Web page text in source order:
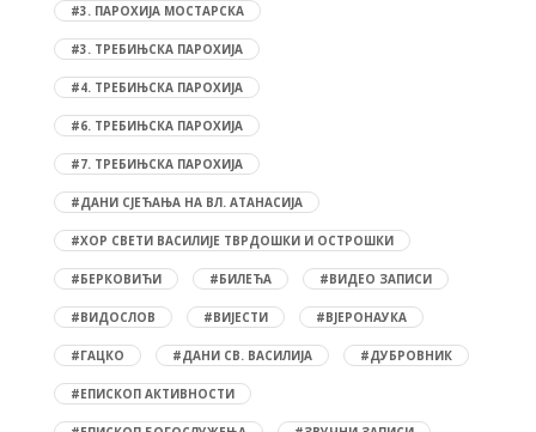
#3. ПАРОХИЈА МОСТАРСКА
#3. ТРЕБИЊСКА ПАРОХИЈА
#4. ТРЕБИЊСКА ПАРОХИЈА
#6. ТРЕБИЊСКА ПАРОХИЈА
#7. ТРЕБИЊСКА ПАРОХИЈА
#ДАНИ СЈЕЋАЊА НА ВЛ. АТАНАСИЈА
#ХОР СВЕТИ ВАСИЛИЈЕ ТВРДОШКИ И ОСТРОШКИ
#БЕРКОВИЋИ #БИЛЕЋА #ВИДЕО ЗАПИСИ
#ВИДОСЛОВ #ВИЈЕСТИ #ВЈЕРОНАУКА
#ГАЦКО #ДАНИ СВ. ВАСИЛИЈА #ДУБРОВНИК
#ЕПИСКОП АКТИВНОСТИ